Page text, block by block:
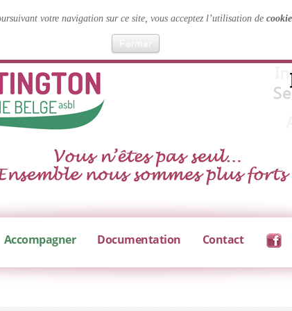
votre navigation sur ce site, vous acceptez l’utilisation de
Fermer
Accompagner Documentation Contact